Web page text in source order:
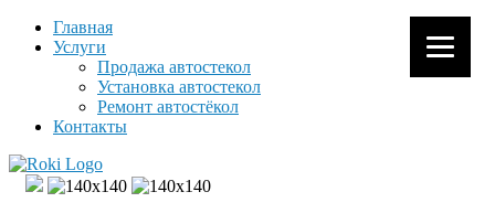
Главная
Услуги
Продажа автостекол
Установка автостекол
Ремонт автостёкол
Контакты